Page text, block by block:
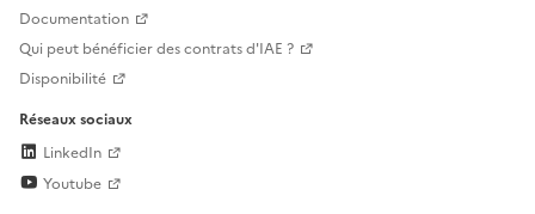
Documentation
Qui peut bénéficier des contrats d'IAE ?
Disponibilité
Réseaux sociaux
LinkedIn
Youtube